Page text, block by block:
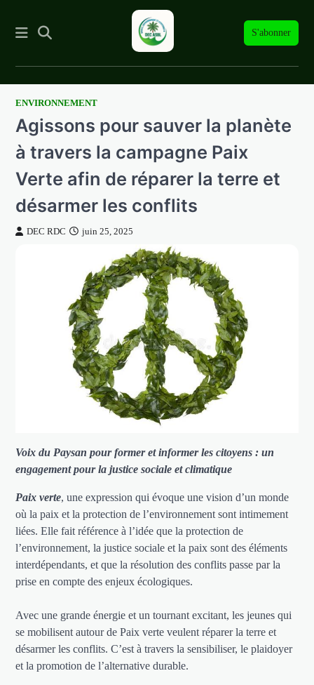
S'abonner
Skip
content
ENVIRONNEMENT
Agissons pour sauver la planète
à travers la campagne Paix
Verte afin de réparer la terre et
désarmer les conflits
DEC RDC juin 25, 2025
Voix du Paysan pour former et informer les citoyens : un
engagement pour la justice sociale et climatique
Paix verte, une expression qui évoque une vision d’un monde
où la paix et la protection de l’environnement sont intimement
liées. Elle fait référence à l’idée que la protection de
l’environnement, la justice sociale et la paix sont des éléments
interdépendants, et que la résolution des conflits passe par la
prise en compte des enjeux écologiques.
Avec une grande énergie et un tournant excitant, les jeunes qui
se mobilisent autour de Paix verte veulent réparer la terre et
désarmer les conflits. C’est à travers la sensibiliser, le plaidoyer
et la promotion de l’alternative durable.